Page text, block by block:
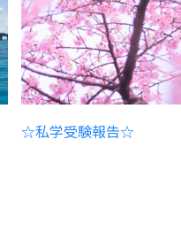
☆私学受験報告☆